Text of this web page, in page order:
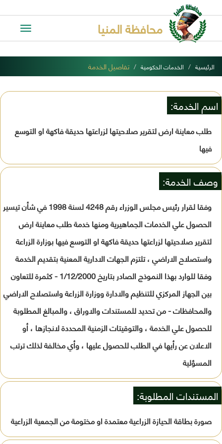
Toggle
محافظة المنيا
الرئيسية الخدمات الحكومية تفاصيل الخدمة
اسم الخدمة:
طلب معاينة ارض لتقرير صلاحيتها لزراعتها حديقة فاكهة او التوسع
فيها
وصف الخدمة:
وفقا لقرار رئيس مجلس الوزراء رقم 4248 لسنة 1998 في شأن تيسير
الحصول علي الخدمات الجماهيرية ومنها خدمة طلب معاينة ارض
لتقرير صلاحيتها لزراعتها حديقة فاكهة او التوسع فيها بوزارة الزراعة
واستصلاح الاراضي ، تلتزم الجهات الادارية المعنية بتقديم الخدمة
وفقا للوارد بهذا النموذج الصادر بتاريخ 1/12/2000 - كثمرة للتعاون
بين الجهاز المركزي للتنظيم والادارة ووزارة الزراعة واستصلاح الاراضي
والمحافظات - من تحديد للمستندات والاوراق ، والمبالغ المطلوبة
للحصول علي الخدمة ، والتوقيتات الزمنية المحددة لانجازها ، أو
الاعلان عن رأيها في الطلب للحصول عليها ، وأي مخالفة لذلك ترتب
المسؤلية
المستندات المطلوبة:
صورة بطاقة الحيازة الزراعية معتمدة او مختومة من الجمعية الزراعية